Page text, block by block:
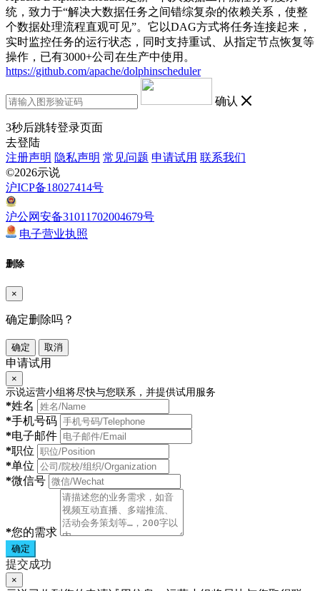
统，致力于“解决大数据任务之间错综复杂的依赖关系，使整
个数据处理流程直观可见”。它以DAG方式将任务连接起来，
实时监控任务的运行状态，同时支持重试、从指定节点恢复等
操作，已有3000+公司在生产中使用。
https://github.com/apache/dolphinscheduler
确认
3秒后跳转登录页面
去登陆
注册声明 隐私声明 常见问题 申请试用 联系我们
©2026示说
沪ICP备18027414号
沪公网安备31011702004679号
电子营业执照
删除
×
确定删除吗？
确定 取消
申请试用
×
示说运营小组将尽快与您联系，并提供试用服务
*姓名
*手机号码
*电子邮件
*职位
*单位
*微信号
*您的需求
确定
提交成功
×